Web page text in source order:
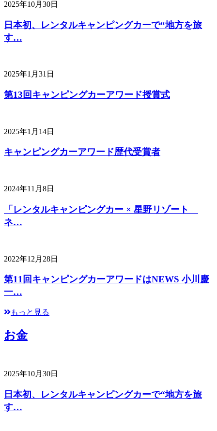
2025年10月30日
日本初、レンタルキャンピングカーで“地方を旅
す…
2025年1月31日
第13回キャンピングカーアワード授賞式
2025年1月14日
キャンピングカーアワード歴代受賞者
2024年11月8日
「レンタルキャンピングカー × 星野リゾート
ネ…
2022年12月28日
第11回キャンピングカーアワードはNEWS 小川慶
一…
もっと見る
お金
2025年10月30日
日本初、レンタルキャンピングカーで“地方を旅
す…